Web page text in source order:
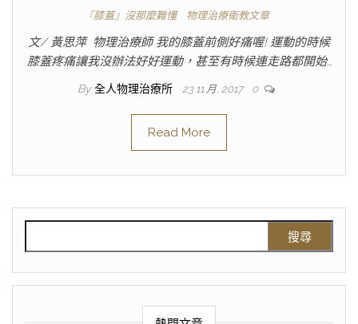
『膝蓋』沒那麼難懂 物理治療衛教文章
文/ 黃思萍 物理治療師 我的膝蓋前側好痛喔! 運動的時候
膝蓋疼痛讓我沒辦法好好運動，甚至有時候連走路都開始…
By 全人物理治療所 23 11 月, 2017 0
Read More